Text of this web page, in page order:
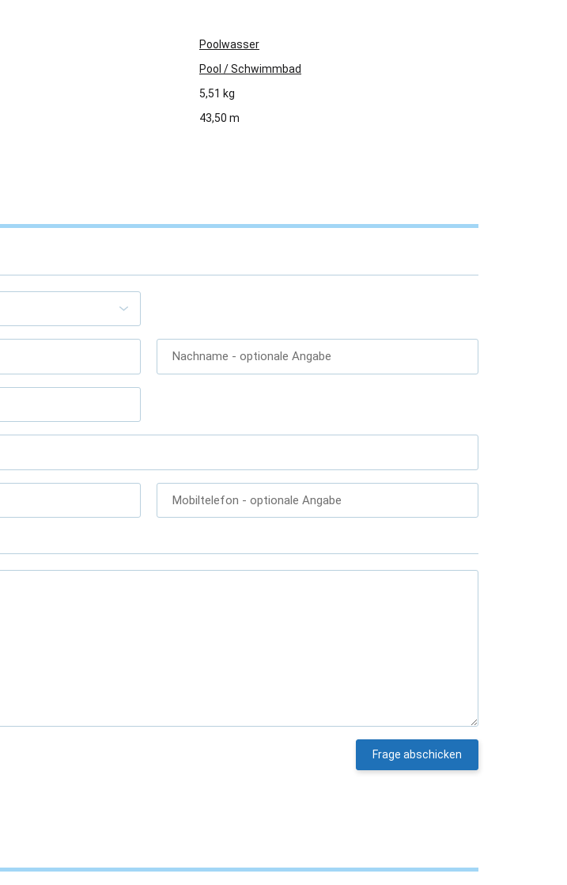
Poolwasser
Pool / Schwimmbad
5,51 kg
43,50 m
Nachname - optionale Angabe
Mobiltelefon - optionale Angabe
Frage abschicken